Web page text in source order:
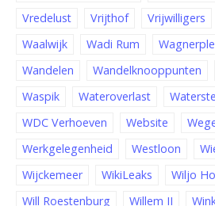
Vredelust
Vrijthof Vrijwilligers
Waalwijk
Wadi Rum
Wandelen
Wandelknooppunten
Waspik
Wateroverlast
WDC Verhoeven
Website
Werkgelegenheid
Westloon
Wijckemeer
WikiLeaks
Wiljo
Will Roestenburg
Willem II